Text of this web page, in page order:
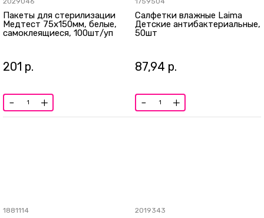
Пакеты для стерилизации
Медтест 75х150мм, белые,
самоклеящиеся, 100шт/уп
201 р.
- +
Салфетки влажные Laima
Детские антибактериальные,
50шт
87,94 р.
- +
1881114 2019343